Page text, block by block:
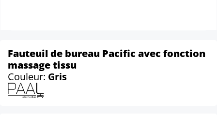
Fauteuil de bureau Pacific avec fonction
massage tissu
Couleur: Gris